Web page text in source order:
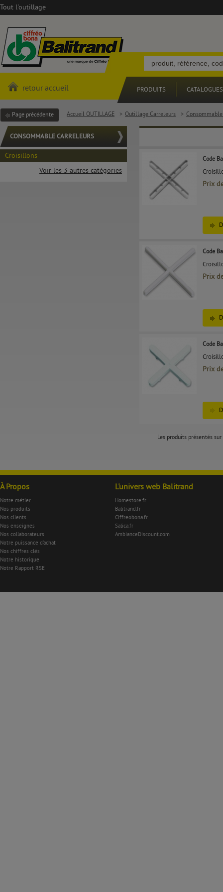
Tout l'outillage
retour accueil PRODUITS CATALOGUES
Page précédente Accueil OUTILLAGE > Outillage Carreleurs >
CONSOMMABLE CARRELEURS
Croisillons
Voir les 3 autres catégories
Code
Prix
Code
Prix
Code
Prix
Les produits présentés
À Propos
Notre métier
Nos produits
Nos clients
Nos enseignes
Nos collaborateurs
Notre puissance d'achat
Nos chiffres clés
Notre historique
Notre Rapport RSE
L'univers web Balitrand
Homestore.fr
Balitrand.fr
Ciffreobona.fr
Salica.fr
AmbianceDiscount.com